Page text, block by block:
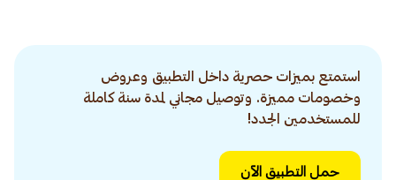
استمتع بميزات حصرية داخل التطبيق وعروض
وخصومات مميزة. وتوصيل مجاني لمدة سنة كاملة
للمستخدمين الجدد!
حمل التطبيق الآن